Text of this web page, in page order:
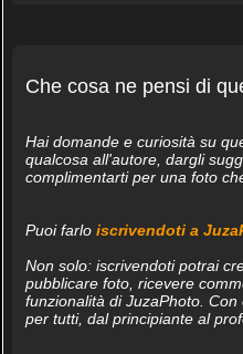
Che cosa ne pensi di
Hai domande e curiosità su
qualcosa all'autore, dargli
complimentarti per una foto
Puoi farlo iscrivendoti a
Non solo: iscrivendoti potrai
pubblicare foto, ricevere
funzionalità di JuzaPhoto.
per tutti, dal principiante al